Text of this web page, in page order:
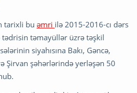
tarixli bu əmri ilə 2015-2016-cı dərs
təmayüllər üzrə təşkil
siyahısına Bakı, Gəncə,
Şirvan şəhərlərində yerləşən 50